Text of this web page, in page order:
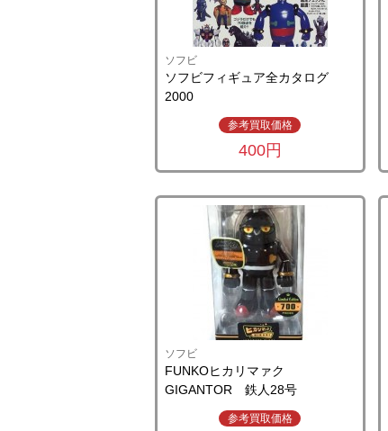
ソフビ
ソフビフィギュア全カタログ
2000
参考買取価格
400円
ソフビ
FUNKOヒカリマァク
GIGANTOR 鉄人28号
参考買取価格